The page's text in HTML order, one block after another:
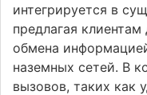
интегрируется в
предлагая
обмена
наземных сетей. В
вызовов, таких как